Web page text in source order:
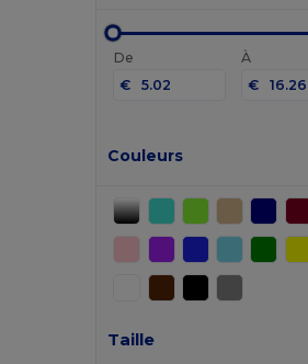
De
€
À
€
Couleurs
Taille